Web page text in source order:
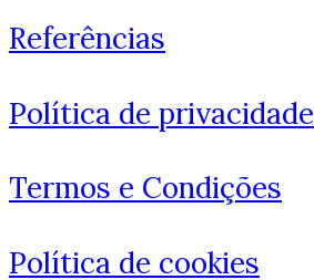
Referências
Política de privacidade
Termos e Condições
Política de cookies